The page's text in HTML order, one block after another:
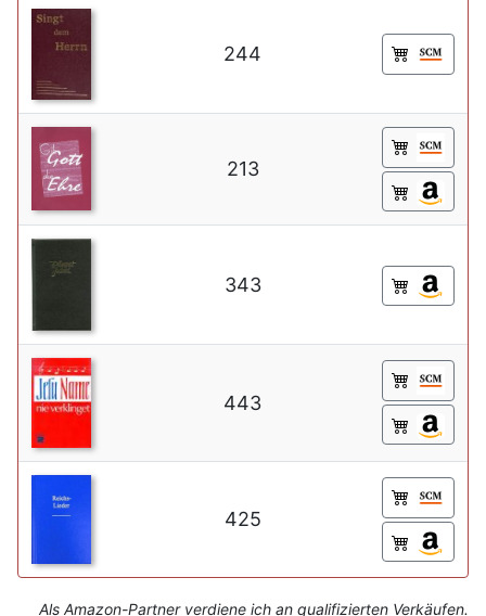
244
213
343
443
425
Als Amazon-Partner verdiene ich an qualifizierten Verkäufen.